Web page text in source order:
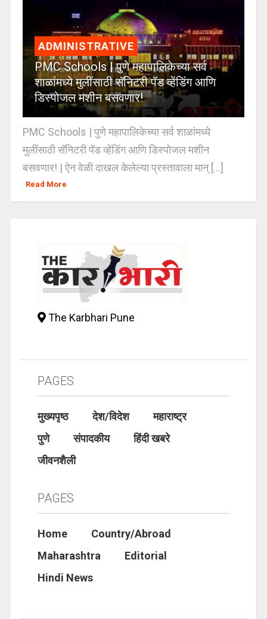
ADMINISTRATIVE
PMC Schools | पुणे महापालिकेच्या सर्व
शाळांमध्ये मुलींसाठी सॅनिटरी पॅड व्हेंडिंग आणि
डिस्पोजल मशीन बसवणार!
PMC Schools | पुणे महापालिकेच्या सर्व शाळांमध्ये
मुलींसाठी सॅनिटरी पॅड व्हेंडिंग आणि डिस्पोजल मशीन
बसवणार! | ऐन वेळी दाखल केलेल्या प्रस्तावाला मान् [...]
Read More
The Karbhari Pune
PAGES
मुख्यपृष्ठ देश/विदेश
महाराष्ट्र
पुणे
संपादकीय
हिंदी खबरे
जीवनशैली
PAGES
Home
Country/Abroad
Maharashtra
Editorial
Hindi News